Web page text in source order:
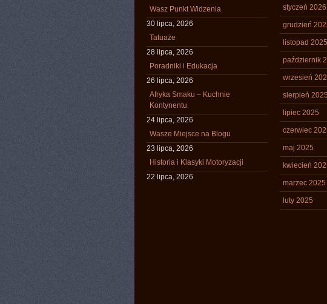
Wasz Punkt Widzenia
30 lipca, 2026
Tatuaże
28 lipca, 2026
Poradniki i Edukacja
26 lipca, 2026
Afryka Smaku – Kuchnie
Kontynentu
24 lipca, 2026
Wasze Miejsce na Blogu
23 lipca, 2026
Historia i Klasyki Motoryzacji
22 lipca, 2026
styczeń 2026
grudzień
listopad 2025
październik
wrzesień
sierpień 2025
lipiec 2025
czerwiec
maj 2025
kwiecień
marzec 2025
luty 2025